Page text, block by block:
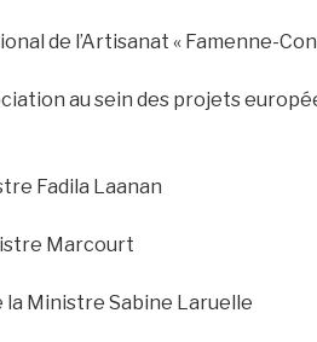
de l’Artisanat « Famenne-
au sein des projets
Fadila Laanan
Marcourt
la Ministre Sabine Laruelle